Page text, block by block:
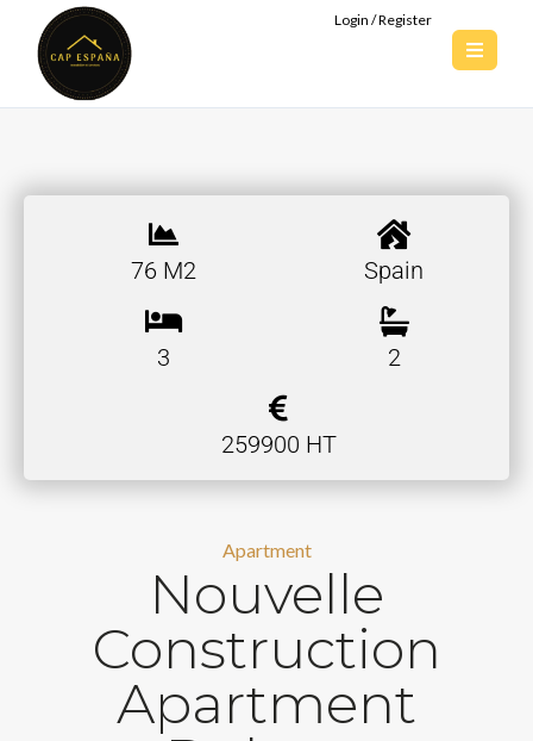
Login / Register
76 M2 Spain
3 2
259900 HT
Apartment
Nouvelle
Construction
Apartment